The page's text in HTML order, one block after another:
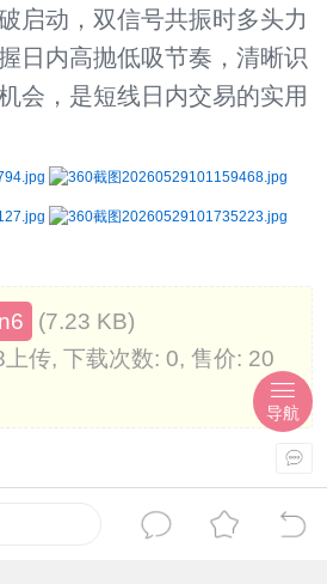
启动，双信号共振时多头力
日内高抛低吸节奏，清晰识
会，是短线日内交易的实用
(7.23 KB)
传, 下载次数: 0, 售价: 20
导航